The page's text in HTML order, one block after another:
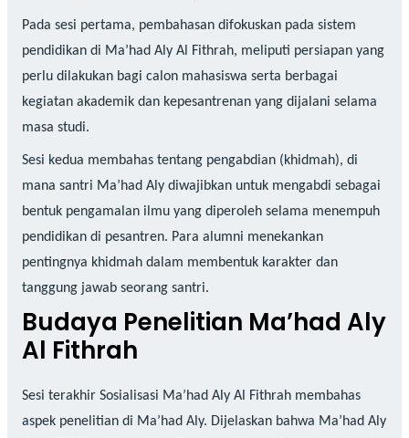
Pada sesi pertama, pembahasan difokuskan pada sistem
pendidikan di Ma’had Aly Al Fithrah, meliputi persiapan yang
perlu dilakukan bagi calon mahasiswa serta berbagai
kegiatan akademik dan kepesantrenan yang dijalani selama
masa studi.
Sesi kedua membahas tentang pengabdian (khidmah), di
mana santri Ma’had Aly diwajibkan untuk mengabdi sebagai
bentuk pengamalan ilmu yang diperoleh selama menempuh
pendidikan di pesantren. Para alumni menekankan
pentingnya khidmah dalam membentuk karakter dan
tanggung jawab seorang santri.
Budaya Penelitian Ma’had Aly
Al Fithrah
Sesi terakhir Sosialisasi Ma’had Aly Al Fithrah membahas
aspek penelitian di Ma’had Aly. Dijelaskan bahwa Ma’had Aly